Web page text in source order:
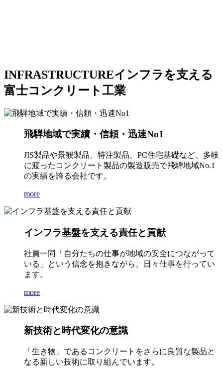
INFRASTRUCTUREインフラを支える
富士コンクリート工業
飛騨地域で実績・信頼・迅速No1
JIS製品や景観製品、特注製品、PC住宅基礎など、多岐
に渡ったコンクリート製品の製造販売で飛騨地域No.1
の実績を誇る会社です。
more
インフラ基盤を支える責任と貢献
社員一同「自分たちの仕事が地域の安全につながって
いる」という信念を抱きながら、日々仕事を行ってい
ます。
more
新技術と時代変化の意識
「生き物」であるコンクリートをさらに良質な製品と
なる新しい技術に取り組んでいます。